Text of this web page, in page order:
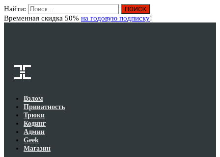
Найти:
Временная скидка 50% на годовую подписку!
Взлом
Приватность
Трюки
Кодинг
Админ
Geek
Магазин